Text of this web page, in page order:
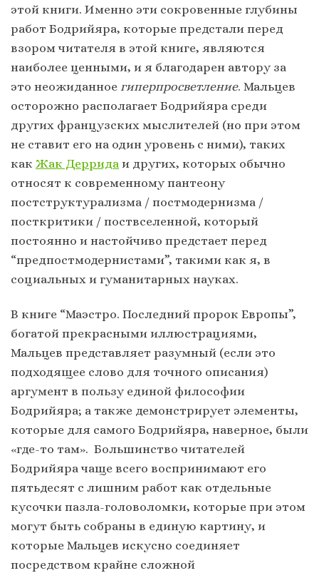
этой книги. Именно эти сокровенные глубины
работ Бодрийяра, которые предстали перед
взором читателя в этой книге, являются
наиболее ценными, и я благодарен автору за
это неожиданное гиперпросветление. Мальцев
осторожно располагает Бодрийяра среди
других французских мыслителей (но при этом
не ставит его на один уровень с ними), таких
как Жак Деррида и других, которых обычно
относят к современному пантеону
постструктурализма / постмодернизма /
посткритики / поствселенной, который
постоянно и настойчиво предстает перед
“предпостмодернистами”, такими как я, в
социальных и гуманитарных науках.
В книге “Маэстро. Последний пророк Европы”,
богатой прекрасными иллюстрациями,
Мальцев представляет разумный (если это
подходящее слово для точного описания)
аргумент в пользу единой философии
Бодрийяра; а также демонстрирует элементы,
которые для самого Бодрийяра, наверное, были
«где-то там». Большинство читателей
Бодрийяра чаще всего воспринимают его
пятьдесят с лишним работ как отдельные
кусочки пазла-головоломки, которые при этом
могут быть собраны в единую картину, и
которые Мальцев искусно соединяет
посредством крайне сложной